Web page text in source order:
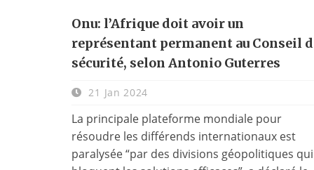
Onu: l’Afrique doit avoir un
représentant permanent au Conseil
sécurité, selon Antonio Guterres
21 Jan 2024
La principale plateforme mondiale pour
résoudre les différends internationaux est
paralysée “par des divisions géopolitiques qui